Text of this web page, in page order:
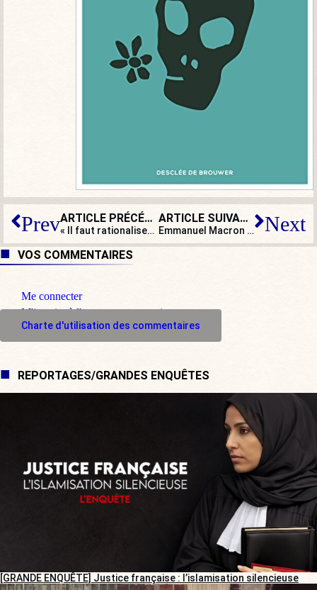
Prev ARTICLE PRÉCÉDENT
« Il faut rationaliser les aides sociales, faire mieux avec moins »
ARTICLE SUIVANT
Emmanuel Macron : « Ça coûte un pognon de dingue ». L’immigration ? Pensez-vous ! Next
VOS COMMENTAIRES
Me connecter
M'inscrire à l'espace commentaire
Charte d'utilisation des commentaires
REPORTAGES/GRANDES ENQUÊTES
[GRANDE ENQUÊTE] Justice française : l’islamisation silencieuse